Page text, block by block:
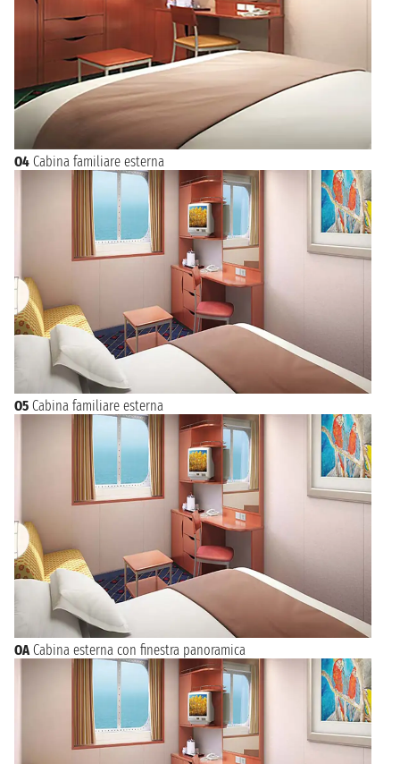
O4 Cabina familiare esterna
O5 Cabina familiare esterna
OA Cabina esterna con finestra panoramica